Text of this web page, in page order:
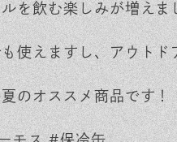
を飲む楽しみが増えま
使えますし、アウト
のオススメ商品です！